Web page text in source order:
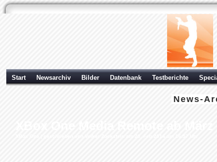
Start Newsarchiv Bilder Datenbank Testberichte
News-